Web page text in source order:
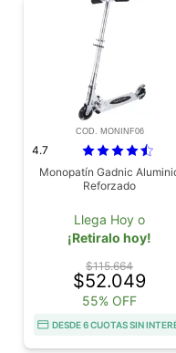
COD. MONINF06
4.7
Monopatín Gadnic
Reforzado
Llega Hoy o
¡Retiralo hoy!
$115.664
$52.049
55% OFF
DESDE 6 CUOTAS SIN